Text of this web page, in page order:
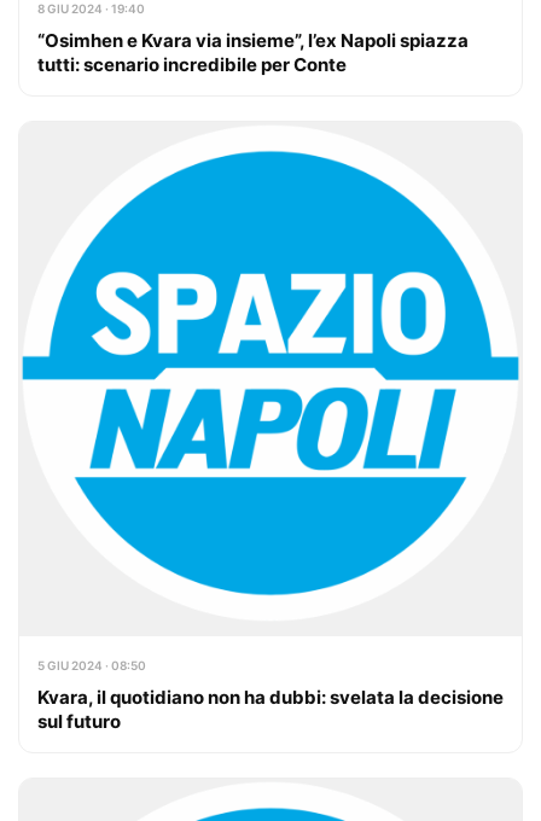
8 GIU 2024 · 19:40
“Osimhen e Kvara via insieme”, l’ex Napoli spiazza
tutti: scenario incredibile per Conte
5 GIU 2024 · 08:50
Kvara, il quotidiano non ha dubbi: svelata la decisione
sul futuro